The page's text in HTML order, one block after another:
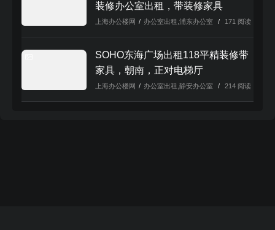
立即咨询报
立即咨询电话：021-52560882
装修办公室出租，带装修家具
上海办公楼网 / 办公室出租 浦东办公室 / 171 阅读
SOHO东海广场出租118平精装修带
家具，朝南，正对电梯厅
上海办公楼网 / 办公室出租 静安办公室 / 214 阅读